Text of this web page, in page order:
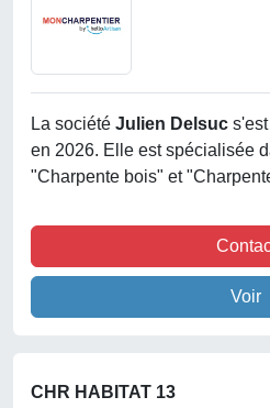
La société Julien Delsuc
en 2026. Elle est spécialisée
"Charpente bois" et
Voir
CHR HABITAT 13